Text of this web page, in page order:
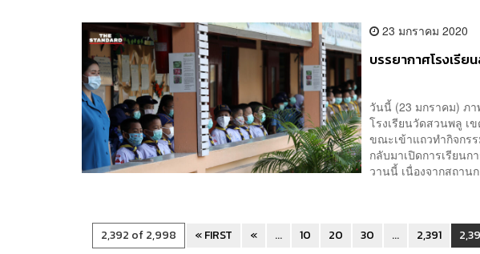
23 มกราคม 2020
บรรยากาศโรงเรี
วันนี้ (23 มกราคม) ภ
โรงเรียนวัดสวนพลู เ
ขณะเข้าแถวทำกิจกร
กลับมาเปิดการเรียนก
วานนี้ เนื่องจากสถา
2,392 of 2,998 « FIRST « ... 10 20 30 ... 2,391